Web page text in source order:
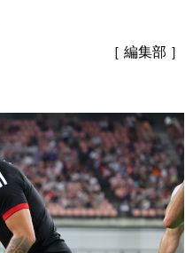
［ 編集部 ］